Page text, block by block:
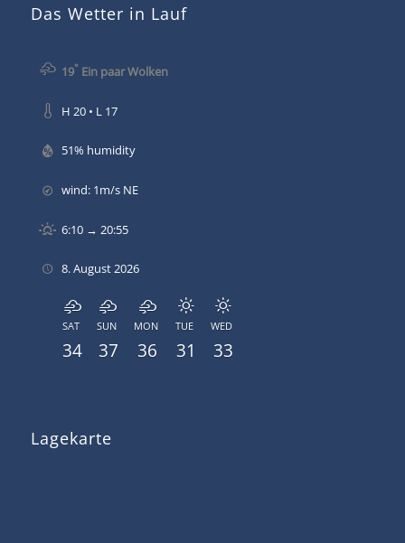
Das Wetter in Lauf
19°Ein paar Wolken
H 20 • L 17
51% humidity
wind: 1m/s NE
6:10 → 20:55
8. August 2026
SAT
34
SUN
37
MON
36
TUE
31
WED
33
Lagekarte